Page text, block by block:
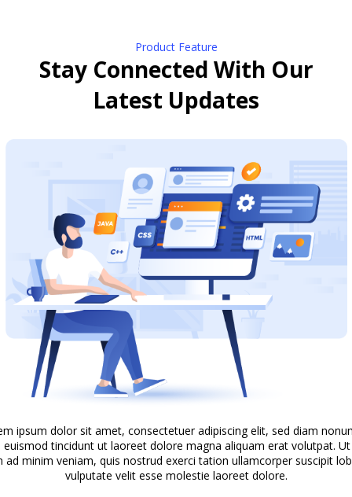
Product Feature
Stay Connected With Our
Latest Updates
ipsum dolor sit amet, consectetuer adipiscing elit, sed diam
euismod tincidunt ut laoreet dolore magna aliquam erat volutpat. Ut
ad minim veniam, quis nostrud exerci tation ullamcorper suscipit
vulputate velit esse molestie laoreet dolore.